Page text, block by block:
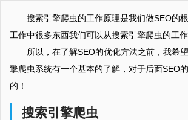
搜索引擎爬虫的工作原理是我们做SEO的
工作中很多东西我们可以从搜索引擎爬虫的工
所以，在了解SEO的优化方法之前，我希
擎爬虫系统有一个基本的了解，对于后面SEO
的！
搜索引擎爬虫